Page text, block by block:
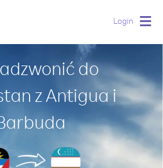
Login
do
z Antigua i